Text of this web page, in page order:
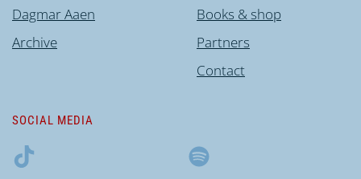
Dagmar Aaen
Archive
Books & shop
Partners
Contact
SOCIAL MEDIA